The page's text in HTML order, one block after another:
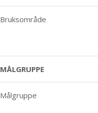
Bruksområde
MÅLGRUPPE
Målgruppe